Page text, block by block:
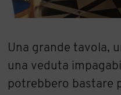
Una grande tavola,
una veduta
potrebbero bastare